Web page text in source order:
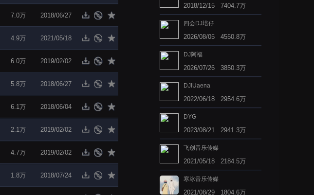
7.0万 2018/06/27
4.9万 2021/05/18
6.0万 2019/02/02
5.8万 2018/06/27
6.1万 2018/06/04
2.1万 2019/02/02
4.7万 2019/02/02
1.8万 2018/07/24
2018/12/15 7404.7万
四会DJ培仔
2026/08/05 4550.8万
DJ阿福
2026/07/26 3850.3万
DJIUaena
2022/06/18 2954.6万
DYG
2023/08/21 2941.3万
飞创音乐传媒
2021/05/18 2184.5万
寒冰音乐传媒
2021/08/29 1804.6万